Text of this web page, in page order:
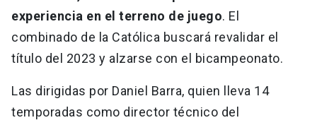
experiencia en el terreno de juego. El
combinado de la Católica buscará revalidar el
título del 2023 y alzarse con el bicampeonato.
Las dirigidas por Daniel Barra, quien lleva 14
temporadas como director técnico del